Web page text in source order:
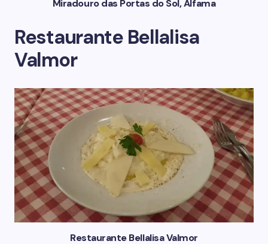
Miradouro das Portas do Sol, Alfama
Restaurante Bellalisa
Valmor
Restaurante Bellalisa Valmor